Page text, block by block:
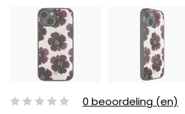
0 beoordeling (en)